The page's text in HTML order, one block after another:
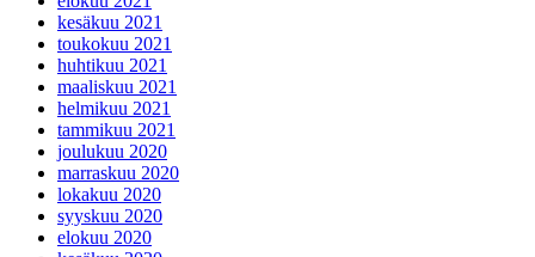
kesäkuu 2021
toukokuu 2021
huhtikuu 2021
maaliskuu 2021
helmikuu 2021
tammikuu 2021
joulukuu 2020
marraskuu 2020
lokakuu 2020
syyskuu 2020
elokuu 2020